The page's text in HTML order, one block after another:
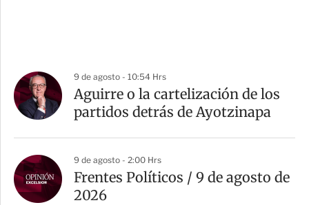
9 de agosto - 10:54 Hrs
Aguirre o la cartelización de los
partidos detrás de Ayotzinapa
9 de agosto - 2:00 Hrs
Frentes Políticos / 9 de agosto de
2026